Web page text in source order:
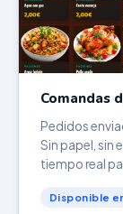
Comandas
Pedidos
Sin papel, sin
tiempo real
Disponible